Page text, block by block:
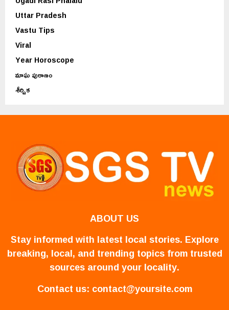
Uttar Pradesh
Vastu Tips
Viral
Year Horoscope
మాఘ పురాణం
శీర్షిక
ABOUT US
Stay informed with latest local stories. Explore
breaking, local, and trending topics from trusted
sources around your locality.
Contact us: contact@yoursite.com